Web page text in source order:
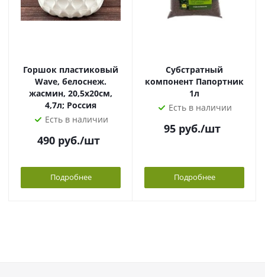
Горшок пластиковый
Wave, белоснеж.
жасмин, 20,5х20см,
4,7л; Россия
Есть в наличии
490 руб./шт
Подробнее
Субстратный
компонент Папортник
1л
Есть в наличии
95 руб./шт
Подробнее